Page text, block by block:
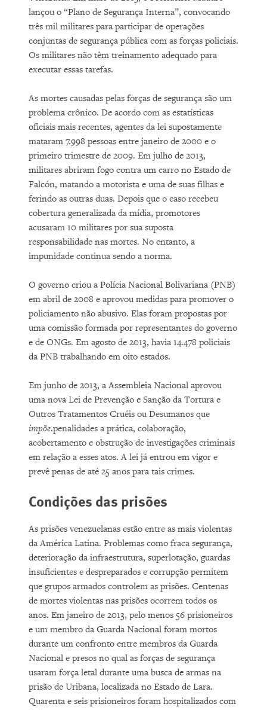
lançou o “Plano de Segurança Interna”, convocando
três mil militares para participar de operações
conjuntas de segurança pública com as forças policiais.
Os militares não têm treinamento adequado para
executar essas tarefas.
As mortes causadas pelas forças de segurança são um
problema crônico. De acordo com as estatísticas
oficiais mais recentes, agentes da lei supostamente
mataram 7.998 pessoas entre janeiro de 2000 e o
primeiro trimestre de 2009. Em julho de 2013,
militares abriram fogo contra um carro no Estado de
Falcón, matando a motorista e uma de suas filhas e
ferindo as outras duas. Depois que o caso recebeu
cobertura generalizada da mídia, promotores
acusaram 10 militares por sua suposta
responsabilidade nas mortes. No entanto, a
impunidade continua sendo a norma.
O governo criou a Polícia Nacional Bolivariana (PNB)
em abril de 2008 e aprovou medidas para promover o
policiamento não abusivo. Elas foram propostas por
uma comissão formada por representantes do governo
e de ONGs. Em agosto de 2013, havia 14.478 policiais
da PNB trabalhando em oito estados.
Em junho de 2013, a Assembleia Nacional aprovou
uma nova Lei de Prevenção e Sanção da Tortura e
Outros Tratamentos Cruéis ou Desumanos que
impõe.penalidades a prática, colaboração,
acobertamento e obstrução de investigações criminais
em relação a esses atos. A lei já entrou em vigor e
prevê penas de até 25 anos para tais crimes.
Condições das prisões
As prisões venezuelanas estão entre as mais violentas
da América Latina. Problemas como fraca segurança,
deterioração da infraestrutura, superlotação, guardas
insuficientes e despreparados e corrupção permitem
que grupos armados controlem as prisões. Centenas
de mortes violentas nas prisões ocorrem todos os
anos. Em janeiro de 2013, pelo menos 56 prisioneiros
e um membro da Guarda Nacional foram mortos
durante um confronto entre membros da Guarda
Nacional e presos no qual as forças de segurança
usaram força letal durante uma busca de armas na
prisão de Uribana, localizada no Estado de Lara.
Quarenta e seis prisioneiros foram hospitalizados com